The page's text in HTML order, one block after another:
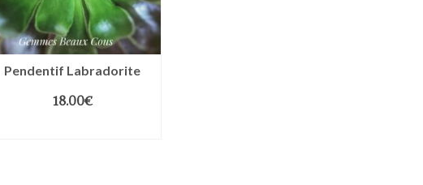
Pendentif Labradorite
18.00€